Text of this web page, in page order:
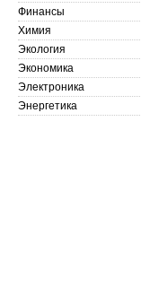
Финансы
Химия
Экология
Экономика
Электроника
Энергетика